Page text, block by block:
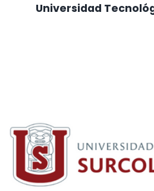
Universidad